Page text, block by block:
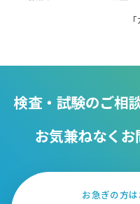
検査・試験のご相
お気兼ねなくお
お急ぎの方は